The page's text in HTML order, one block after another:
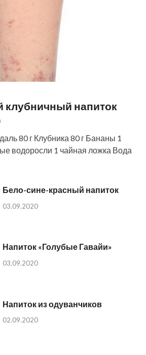
клубничный напиток
80 г Клубника 80 г Бананы 1
водоросли 1 чайная ложка Вода
Бело-сине-красный напиток
03.09.2020
Напиток «Голубые Гавайи»
03.09.2020
Напиток из одуванчиков
02.09.2020